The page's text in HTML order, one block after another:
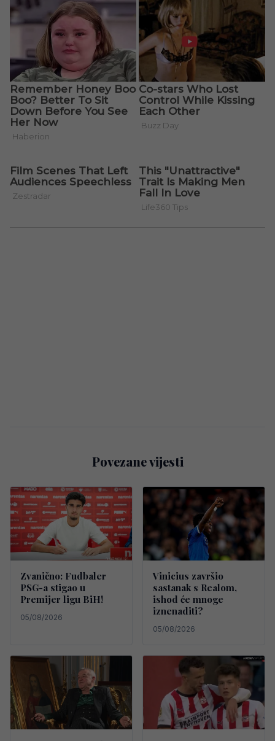
Povezane vijesti
Zvanično: Fudbaler
PSG-a stigao u
Premijer ligu BiH!
05/08/2026
Vinicius završio
sastanak s Realom,
ishod će mnoge
iznenaditi?
05/08/2026